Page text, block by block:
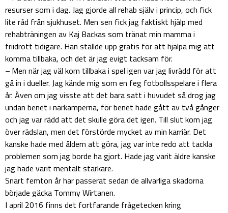
resurser som i dag. Jag gjorde all rehab själv i princip, och fick
lite råd från sjukhuset. Men sen fick jag faktiskt hjälp med
rehabträningen av Kaj Backas som tränat min mamma i
friidrott tidigare. Han ställde upp gratis för att hjälpa mig att
komma tillbaka, och det är jag evigt tacksam för.
– Men när jag väl kom tillbaka i spel igen var jag livrädd för att
gå in i dueller. Jag kände mig som en feg fotbollsspelare i flera
år. Även om jag visste att det bara satt i huvudet så drog jag
undan benet i närkamperna, för benet hade gått av två gånger
och jag var rädd att det skulle göra det igen. Till slut kom jag
över rädslan, men det förstörde mycket av min karriär. Det
kanske hade med åldern att göra, jag var inte redo att tackla
problemen som jag borde ha gjort. Hade jag varit äldre kanske
jag hade varit mentalt starkare.
Snart femton år har passerat sedan de allvarliga skadorna
började gäcka Tommy Wirtanen.
I april 2016 finns det fortfarande frågetecken kring